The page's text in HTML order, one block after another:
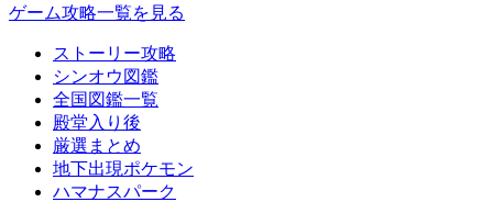
ゲーム攻略一覧を見る
ストーリー攻略
シンオウ図鑑
全国図鑑一覧
殿堂入り後
厳選まとめ
地下出現ポケモン
ハマナスパーク